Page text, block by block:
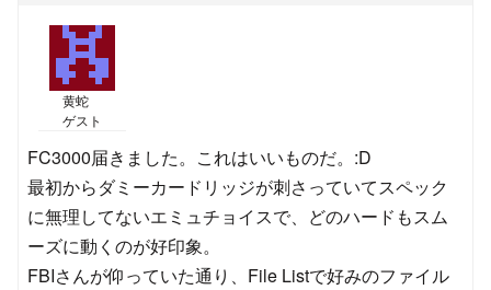
黄蛇
ゲスト
FC3000届きました。これはいいものだ。:D
最初からダミーカードリッジが刺さっていてスペック
に無理してないエミュチョイスで、どのハードもスム
ーズに動くのが好印象。
FBIさんが仰っていた通り、File Listで好みのファイル